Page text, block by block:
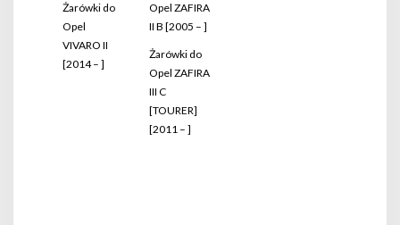
Żarówki do
Opel
VIVARO II
[2014 – ]
Opel ZAFIRA
II B [2005 – ]
Żarówki do
Opel ZAFIRA
III C
[TOURER]
[2011 – ]